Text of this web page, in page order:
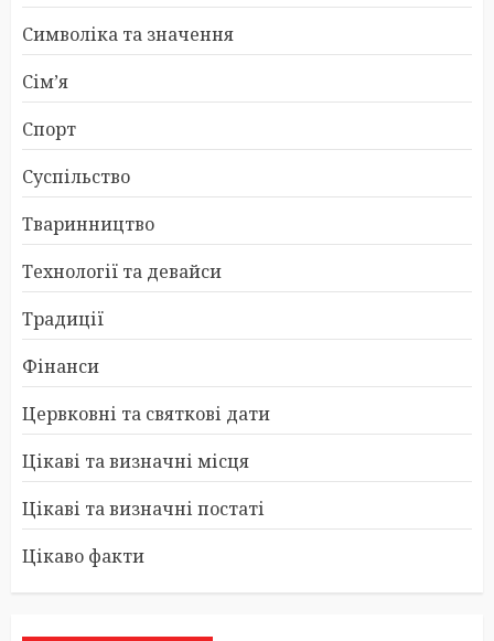
Символіка та значення
Сім’я
Спорт
Суспільство
Тваринництво
Технології та девайси
Традиції
Фінанси
Цервковні та святкові дати
Цікаві та визначні місця
Цікаві та визначні постаті
Цікаво факти